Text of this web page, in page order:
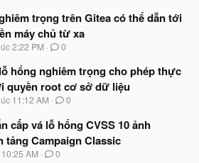
trọng trên Gitea có thể dẫn tới
máy chủ từ xa
2:22 PM 0
hổng nghiêm trọng cho phép thực
quyền root cơ sở dữ liệu
11:12 AM 0
cấp vá lỗ hổng CVSS 10 ảnh
tảng Campaign Classic
AM 0